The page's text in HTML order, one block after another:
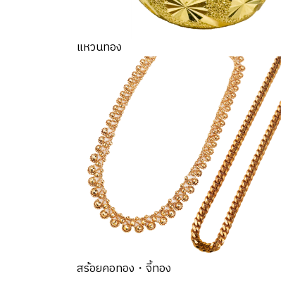
แหวนทอง
สร้อยคอทอง・จี้ทอง